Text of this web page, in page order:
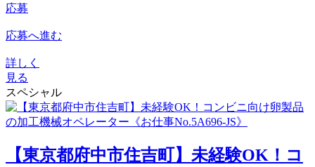
応募
応募へ進む
詳しく
見る
スペシャル
【東京都府中市住吉町】未経験OK！コ